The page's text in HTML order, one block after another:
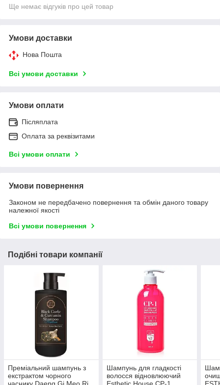
Ще немає відгуків про цей товар
Умови доставки
Нова Пошта
Всі умови доставки
Умови оплати
Післяплата
Оплата за реквізитами
Всі умови оплати
Умови повернення
Законом не передбачено повернення та обмін даного товару
належної якості
Всі умови повернення
Подібні товари компанії
Преміальний шампунь з
екстрактом чорного
Шампунь для гладкості
волосся відновлюючий